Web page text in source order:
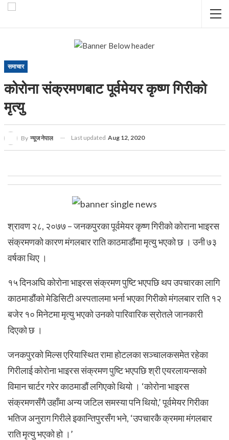
समाचार
कोरोना संक्रमणबाट पूर्वमेयर कृष्ण गिरीको
मृत्यु
By न्यूज नेपाल Last updated Aug 12, 2020
श्रावण २८, २०७७ – जनकपुरका पूर्वमेयर कृष्ण गिरीको कोराना भाइरस
संक्रमणको कारण मंगलबार राति काठमाडौंमा मृत्यु भएको छ । उनी ७३
वर्षका थिए ।
१५ दिनअघि कोरोना भाइरस संक्रमण पुष्टि भएपछि थप उपचारका लागि
काठमाडौंको मेडिसिटी अस्पतालमा भर्ना भएका गिरीको मंगलबार राति १२
बजेर १० मिनेटमा मृत्यु भएको उनको पारिवारिक स्रोतले जानकारी
दिएको छ ।
जनकपुरको मिल्स एरियास्थित रामा होटलका सञ्चालकसमेत रहेका
गिरीलाई कोरोना भाइरस संक्रमण पुष्टि भएपछि श्री एयरलायन्सको
विमान चार्टर गरेर काठमाडौं लगिएको थियो । ‘कोरोना भाइरस
संक्रमणसँगै उहाँमा अन्य जटिल समस्या पनि थियो,’ पूर्वमेयर गिरीका
भतिज अनुराग गिरीले इकान्तिपुरसँग भने, ‘उपचारकै क्रममा मंगलबार
राति मृत्यु भएको हो ।’